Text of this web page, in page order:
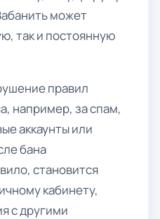
может
так и постоянную
правил
например, за спам,
аккаунты или
бана
становится
кабинету,
с другими